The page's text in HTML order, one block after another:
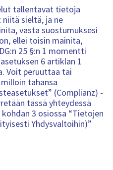
tallentavat tietoja
sieltä, ja ne
vasta suostumuksesi
ellei toisin mainita,
25 §:n 1 momentti
6 artiklan 1
Voit peruuttaa tai
tahansa
(Complianz) -
tässä yhteydessä
3 osiossa “Tietojen
Yhdysvaltoihin)”